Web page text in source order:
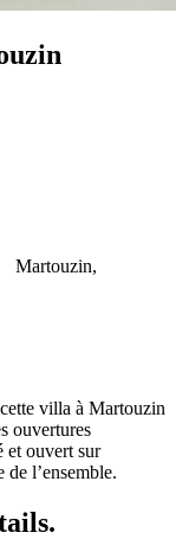
Martouzin,
villa à Martouzin
ouvertures
et ouvert sur
de l’ensemble.